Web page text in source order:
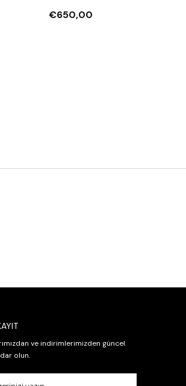
€650,00
ve indirimlerimizden güncel
olun.